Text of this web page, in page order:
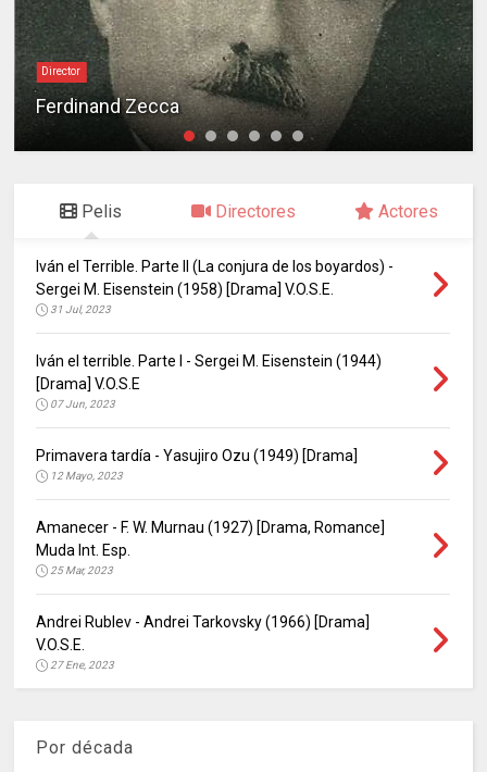
Director
Ferdinand Zecca
Pelis Directores Actores
Iván el Terrible. Parte II (La conjura de los boyardos) -
Sergei M. Eisenstein (1958) [Drama] V.O.S.E.
31 Jul, 2023
Iván el terrible. Parte I - Sergei M. Eisenstein (1944)
[Drama] V.O.S.E
07 Jun, 2023
Primavera tardía - Yasujiro Ozu (1949) [Drama]
12 Mayo, 2023
Amanecer - F. W. Murnau (1927) [Drama, Romance]
Muda Int. Esp.
25 Mar, 2023
Andrei Rublev - Andrei Tarkovsky (1966) [Drama]
V.O.S.E.
27 Ene, 2023
Por década